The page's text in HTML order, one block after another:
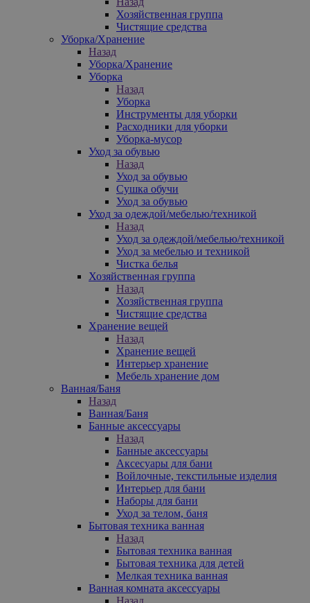
Хозяйственная группа
Чистящие средства
Уборка/Хранение
Назад
Уборка/Хранение
Уборка
Назад
Уборка
Инструменты для уборки
Расходники для уборки
Уборка-мусор
Уход за обувью
Назад
Уход за обувью
Сушка обучи
Уход за обувью
Уход за одеждой/мебелью/техникой
Назад
Уход за одеждой/мебелью/техникой
Уход за мебелью и техникой
Чистка белья
Хозяйственная группа
Назад
Хозяйственная группа
Чистящие средства
Хранение вещей
Назад
Хранение вещей
Интерьер хранение
Мебель хранение дом
Ванная/Баня
Назад
Ванная/Баня
Банные аксессуары
Назад
Банные аксессуары
Аксесуары для бани
Войлочные, текстильные изделия
Интерьер для бани
Наборы для бани
Уход за телом, баня
Бытовая техника ванная
Назад
Бытовая техника ванная
Бытовая техника для детей
Мелкая техника ванная
Ванная комната аксессуары
Назад